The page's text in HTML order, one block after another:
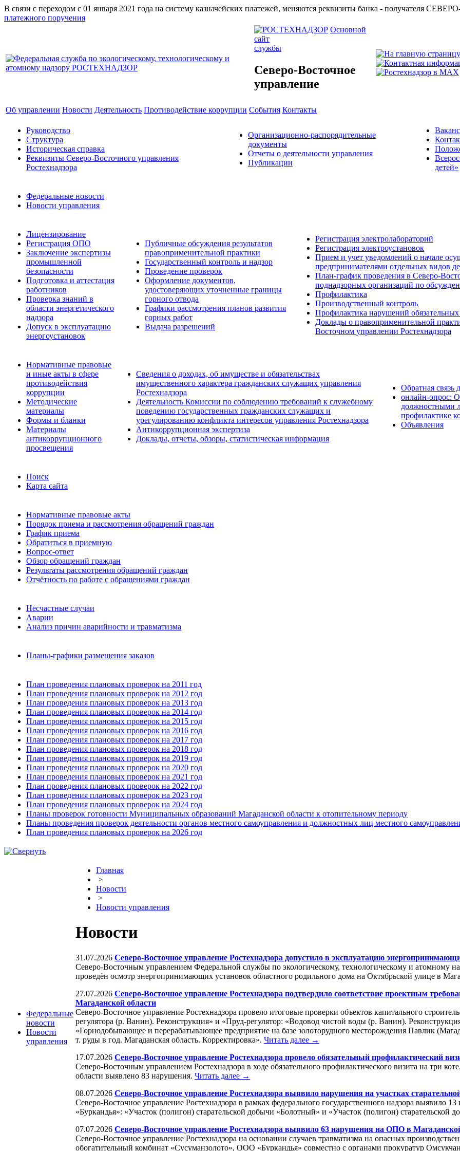
В связи с переходом с 01 января 2021 года на систему казначейских платежей, меняются реквизиты банка -
платежного поручения
Основной
сайт
службы
Северо-Восточное
управление
Об управлении Новости Деятельность Противодействие коррупции События Контакты
Руководство
Структура
Историческая справка
Реквизиты Северо-Восточного управления
Ростехнадзора
Организационно-распорядительные
документы
Отчеты о деятельности управления
Публикации
детей»
Федеральные новости
Новости управления
Лицензирование
Регистрация ОПО
Заключение экспертизы
промышленной
безопасности
Подготовка и аттестация
работников
Проверка знаний в
области энергетического
надзора
Допуск в эксплуатацию
энергоустановок
Публичные обсуждения результатов
правоприменительной практики
Государственный контроль и надзор
Проведение проверок
Оформление документов,
удостоверяющих уточненные границы
горного отвода
Графики рассмотрения планов развития
горных работ
Выдача разрешений
Регистрация электролабораторий
Регистрация электроустановок
Прием и учет уведомлений о начале
предпринимателями отдельных видов
План-график проведения в Северо-
поднадзорных организаций по
Профилактика
Производственный контроль
Профилактика нарушений
Доклады о правоприменительной
Восточном управлении Ростехнадзора
Нормативные правовые
и иные акты в сфере
противодействия
коррупции
Методические
материалы
Формы и бланки
Материалы
антикоррупционного
просвещения
Сведения о доходах, об имуществе и обязательствах
имущественного характера гражданских служащих управления
Ростехнадзора
Деятельность Комиссии по соблюдению требований к служебному
поведению государственных гражданских служащих и
урегулированию конфликта интересов управления Ростехнадзора
Антикоррупционная экспертиза
Доклады, отчеты, обзоры, статистическая информация
Обратная связь
онлайн-опрос:
должностными
профилактике
Объявления
Поиск
Карта сайта
Нормативные правовые акты
Порядок приема и рассмотрения обращений граждан
График приема
Обратиться в приемную
Вопрос-ответ
Обзор обращений граждан
Результаты рассмотрения обращений граждан
Отчётность по работе с обращениями граждан
Несчастные случаи
Аварии
Анализ причин аварийности и травматизма
Планы-графики размещения заказов
План проведения плановых проверок на 2011 год
План проведения плановых проверок на 2012 год
План проведения плановых проверок на 2013 год
План проведения плановых проверок на 2014 год
План проведения плановых проверок на 2015 год
План проведения плановых проверок на 2016 год
План проведения плановых проверок на 2017 год
План проведения плановых проверок на 2018 год
План проведения плановых проверок на 2019 год
План проведения плановых проверок на 2020 год
План проведения плановых проверок на 2021 год
План проведения плановых проверок на 2022 год
План проведения плановых проверок на 2023 год
План проведения плановых проверок на 2024 год
Планы проверок готовности Муниципальных образований Магаданской области к отопительному периоду
Планы проведения проверок деятельности органов местного самоуправления и должностных лиц местного
План проведения плановых проверок на 2026 год
Федеральные
новости
Новости
управления
Главная
>
Новости
>
Новости управления
Новости
31.07.2026 Северо-Восточное управление Ростехнадзора допустило в эксплуатацию
Северо-Восточным управлением Федеральной службы по экологическому, технологическому и атомному
проведён осмотр энергопринимающих установок областного родильного дома на Октябрьской улице в
27.07.2026 Северо-Восточное управление Ростехнадзора подтвердило соответствие проектным
Магаданской области
Северо-Восточное управление Ростехнадзора провело итоговые проверки объектов капитального
регулятора (р. Ванин). Реконструкция» и «Пруд-регулятор: «Водовод чистой воды (р. Ванин).
«Горнодобывающее и перерабатывающее предприятие на базе золоторудного месторождения Павлик
т. руды в год. Магаданская область. Корректировка». Читать далее →
17.07.2026 Северо-Восточное управление Ростехнадзора провело обязательный профилактический
Северо-Восточным управлением Ростехнадзора в ходе обязательного профилактического визита на три
области выявлено 83 нарушения. Читать далее →
08.07.2026 Северо-Восточное управление Ростехнадзора выявило нарушения на участках
Северо-Восточное управление Ростехнадзора в рамках федерального государственного надзора
«Буркандья»: «Участок (полигон) старательской добычи «Болотный» и «Участок (полигон) старательской
07.07.2026 Северо-Восточное управление Ростехнадзора выявило 63 нарушения на ОПО в
Северо-Восточное управление Ростехнадзора на основании случаев травматизма на опасных
обогатительный комбинат «Сусуманзолото», ООО «Буркандья» совместно с органами прокуратур